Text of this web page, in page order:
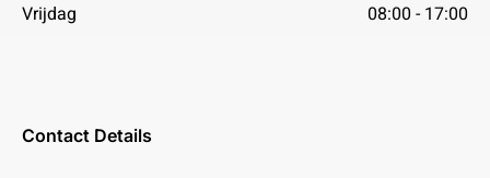
Vrijdag
08:00 - 17:00
Contact Details